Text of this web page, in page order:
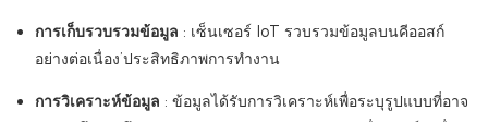
การเก็บรวบรวมข้อมูล : เซ็นเซอร์ IoT รวบรวมข้อมูลบนคีออสก์
อย่างต่อเนื่อง’ประสิทธิภาพการทำงาน
การวิเคราะห์ข้อมูล : ข้อมูลได้รับการวิเคราะห์เพื่อระบุรูปแบบที่อาจ